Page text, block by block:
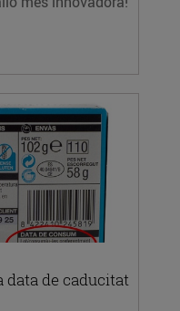
data de caducitat